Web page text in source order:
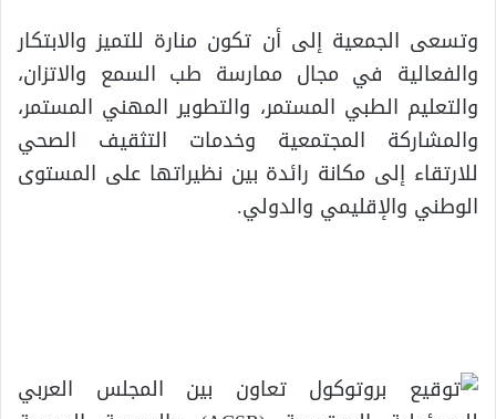
وتسعى الجمعية إلى أن تكون منارة للتميز والابتكار
والفعالية في مجال ممارسة طب السمع والاتزان،
والتعليم الطبي المستمر، والتطوير المهني المستمر،
والمشاركة المجتمعية وخدمات التثقيف الصحي
للارتقاء إلى مكانة رائدة بين نظيراتها على المستوى
الوطني والإقليمي والدولي.